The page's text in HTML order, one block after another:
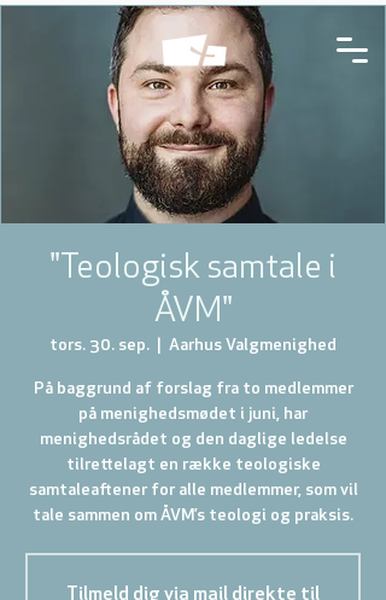
"Teologisk samtale i
ÅVM"
tors. 30. sep. Aarhus Valgmenighed
På baggrund af forslag fra to medlemmer
på menighedsmødet i juni, har
menighedsrådet og den daglige ledelse
tilrettelagt en række teologiske
samtaleaftener for alle medlemmer, som vil
tale sammen om ÅVM’s teologi og praksis.
Tilmeld dig via mail direkte til